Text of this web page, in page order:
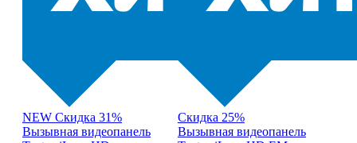
NEW Скидка 31%
Вызывная видеопанель
Скидка 25%
Вызывная видеопанель